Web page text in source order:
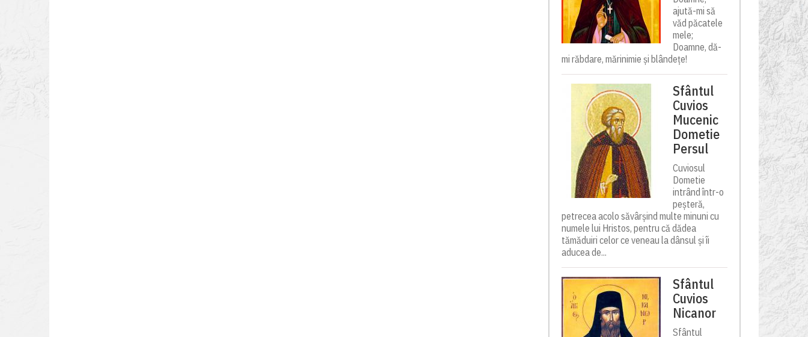
ajută-mi să
văd păcatele
mele;
Doamne, dă-
mi răbdare, mărinimie şi blândeţe!
Sfântul
Cuvios
Mucenic
Dometie
Persul
Cuviosul
Dometie
intrând într-o
peșteră,
petrecea acolo săvârșind multe minuni cu
numele lui Hristos, pentru că dădea
tămăduiri celor ce veneau la dânsul și îi
aducea de...
Sfântul
Cuvios
Nicanor
Sfântul